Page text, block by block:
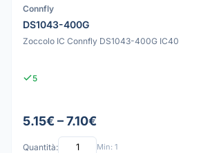
Connfly
DS1043-400G
Zoccolo IC Connfly DS1043-400G IC40
5
5.15€ – 7.10€
Quantità: Min: 1